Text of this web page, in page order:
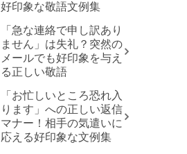
好印象な敬語文例集
「急な連絡で申し訳あり
ません」は失礼？突然の
メールでも好印象を与え
る正しい敬語
「お忙しいところ恐れ入
ります」への正しい返信
マナー！相手の気遣いに
応える好印象な文例集